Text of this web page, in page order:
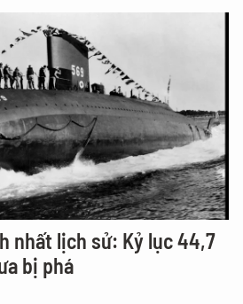
nhất lịch sử: Kỷ lục 44,7
bị phá